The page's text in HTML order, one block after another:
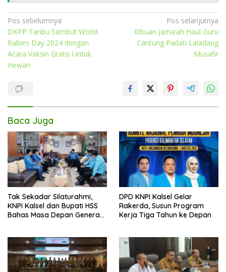
Navigasi
pos
Pos sebelumnya
DKPP Tanbu Sambut World
Rabies Day 2024 dengan
Acara Vaksin Gratis Untuk
Hewan
Pos selanjutnya
Ribuan Jama’ah Haul Guru
Cantung Padati Laladang
Musafir
Baca Juga
Tak Sekadar Silaturahmi,
KNPI Kalsel dan Bupati HSS
Bahas Masa Depan Generasi
DPD KNPI Kalsel Gelar
Rakerda, Susun Program
Kerja Tiga Tahun ke Depan